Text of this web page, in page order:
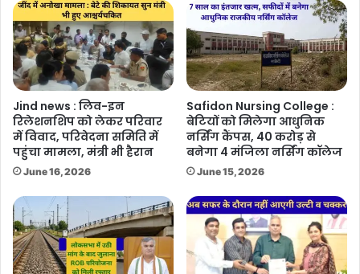
Jind news : लिव-इन
रिलेशनशिप को लेकर परिवार
में विवाद, परिवेदना समिति में
पहुंचा मामला, मंत्री भी हैरान
June 16, 2026
Safidon Nursing College :
बेटियों को मिलेगा आधुनिक
नर्सिंग कैंपस, 40 करोड़ से
बनेगा 4 मंजिला नर्सिंग कॉलेज
June 15, 2026